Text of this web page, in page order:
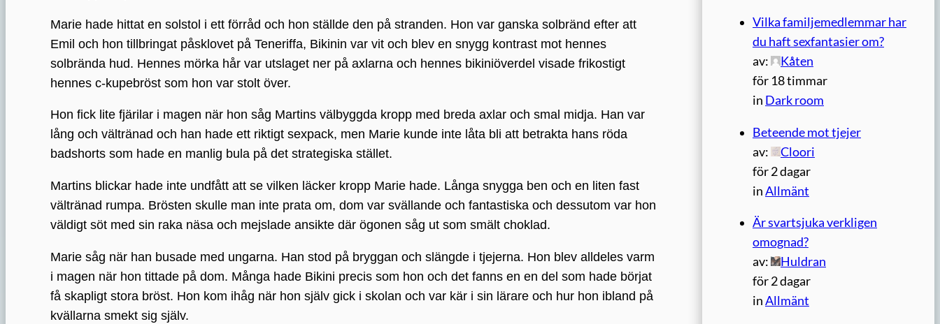
Marie hade hittat en solstol i ett förråd och hon ställde den på stranden. Hon var ganska solbränd efter att
Emil och hon tillbringat påsklovet på Teneriffa, Bikinin var vit och blev en snygg kontrast mot hennes
solbrända hud. Hennes mörka hår var utslaget ner på axlarna och hennes bikiniöverdel visade frikostigt
hennes c-kupebröst som hon var stolt över.
Hon fick lite fjärilar i magen när hon såg Martins välbyggda kropp med breda axlar och smal midja. Han var
lång och vältränad och han hade ett riktigt sexpack, men Marie kunde inte låta bli att betrakta hans röda
badshorts som hade en manlig bula på det strategiska stället.
Martins blickar hade inte undfått att se vilken läcker kropp Marie hade. Långa snygga ben och en liten fast
vältränad rumpa. Brösten skulle man inte prata om, dom var svällande och fantastiska och dessutom var hon
väldigt söt med sin raka näsa och mejslade ansikte där ögonen såg ut som smält choklad.
Marie såg när han busade med ungarna. Han stod på bryggan och slängde i tjejerna. Hon blev alldeles varm
i magen när hon tittade på dom. Många hade Bikini precis som hon och det fanns en en del som hade börjat
få skapligt stora bröst. Hon kom ihåg när hon själv gick i skolan och var kär i sin lärare och hur hon ibland på
kvällarna smekt sig själv.
Vilka familjemedlemmar har
du haft sexfantasier om?
av:
Kåten
för 18 timmar
in Dark room
Beteende mot tjejer
av:
Cloori
för 2 dagar
inAllmänt
Är svartsjuka verkligen
omognad?
av:
Huldran
för 2 dagar
inAllmänt